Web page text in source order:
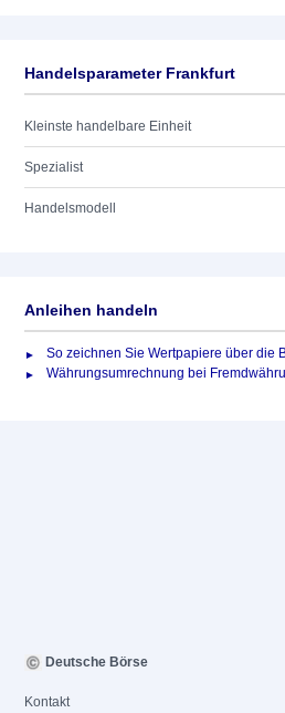
Handelsparameter Frankfurt
Kleinste handelbare Einheit
Spezialist
Handelsmodell
Anleihen handeln
So zeichnen Sie Wertpapiere über die
Währungsumrechnung bei
Deutsche Börse
Kontakt